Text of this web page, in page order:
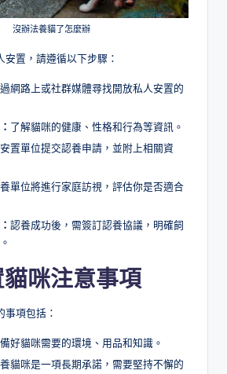
沒辦法養貓了怎麼辦
置，請遵循以下步驟：
網路上或社群媒體尋找開放私人安置的
了解貓咪的健康、性格和行為等資訊。
置單位提交認養申請，並附上相關資
單位將進行家庭訪視，評估你是否適合
認養成功後，需簽訂認養協議，明確飼
貓咪注意事項
事項包括：
好貓咪需要的環境、用品和知識。
貓咪是一項長期承諾，需要堅持不懈的